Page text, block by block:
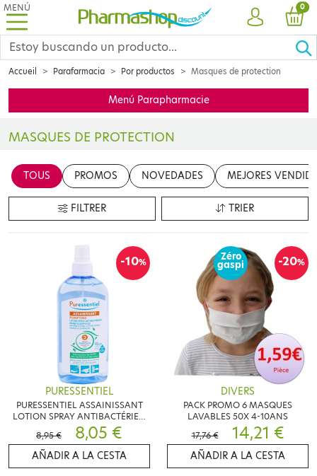
MENÚ
CUENTA
0
Accueil Parafarmacia Por productos Masques de protection
Menú Parapharmacie
MASQUES DE PROTECTION
en cliquant sur le bouton "Modifier le contenu"
TOUS PROMOS NOVEDADES MEJORES
FILTRER TRIER
-10%
PURESSENTIEL
PURESSENTIEL ASSAINISSANT
LOTION SPRAY ANTIBACTÉRIEN
250ML
8,95 € 8,05 €
AÑADIR A LA CESTA
-20%
Zéro
gaspi
DIVERS
PACK PROMO 6 MASQUES
LAVABLES 50X 4-10ANS
17,76 €
14,21 €
AÑADIR A LA CESTA